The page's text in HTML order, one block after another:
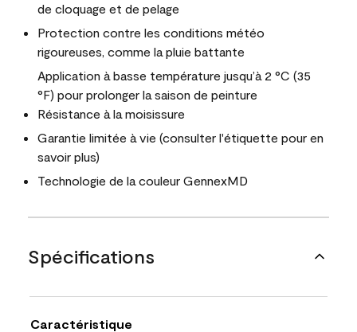
de cloquage et de pelage
Protection contre les conditions météo
rigoureuses, comme la pluie battante
Application à basse température jusqu’à 2 °C (35
°F) pour prolonger la saison de peinture
Résistance à la moisissure
Garantie limitée à vie (consulter l'étiquette pour en
savoir plus)
Technologie de la couleur GennexMD
Spécifications
Caractéristique